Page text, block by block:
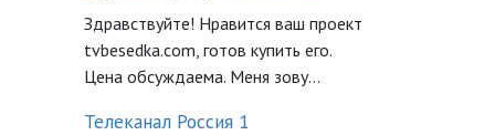
Здравствуйте! Нравится ваш проект
tvbesedka.com, готов купить его.
Цена обсуждаема. Меня зову...
Телеканал Россия 1